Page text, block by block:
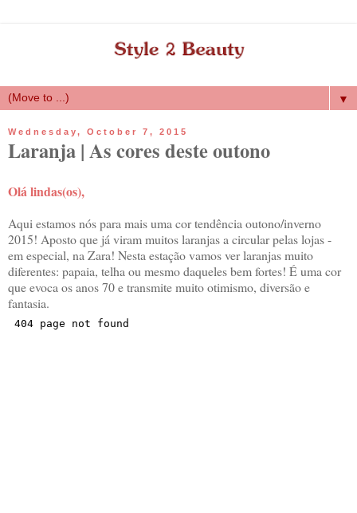
▼
Wednesday, October 7, 2015
Laranja | As cores deste outono
Olá lindas(os),
Aqui estamos nós para mais uma cor tendência outono/inverno
2015! Aposto que já viram muitos laranjas a circular pelas lojas -
em especial, na Zara! Nesta estação vamos ver laranjas muito
diferentes: papaia, telha ou mesmo daqueles bem fortes! É uma cor
que evoca os anos 70 e transmite muito otimismo, diversão e
fantasia.